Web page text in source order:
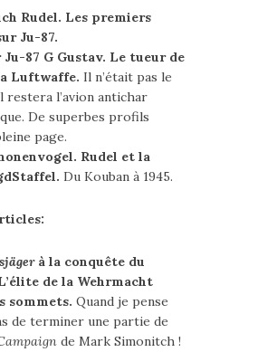
Rudel. Les premiers
Ju-87.
Ju-87 G Gustav. Le tueur de
Luftwaffe. Il n’était pas le
restera l’avion antichar
De superbes profils
page.
Rudel et la
Du Kouban à 1945.
à la conquête du
de la Wehrmacht
sommets. Quand je pense
de terminer une partie de
de Mark Simonitch !